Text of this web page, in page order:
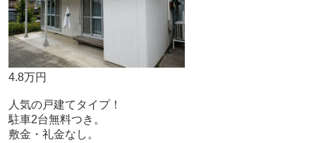
4.8万円
人気の戸建てタイプ！
駐車2台無料つき。
敷金・礼金なし。